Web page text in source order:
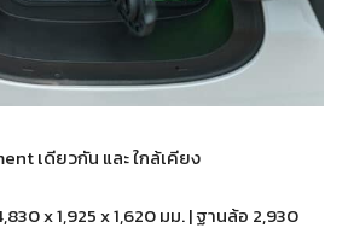
เดียวกัน และ ใกล้เคียง
x 1,925 x 1,620 มม. | ฐานล้อ 2,930